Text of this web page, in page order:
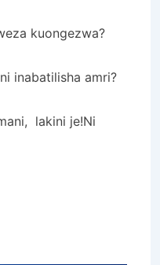
kuongezwa?
inabatilisha amri?
lakini je!Ni